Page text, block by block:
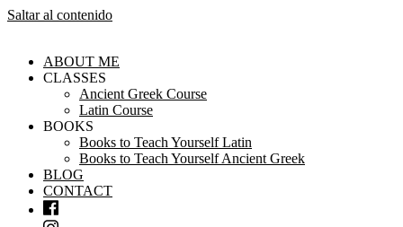
Saltar al contenido
ABOUT ME
CLASSES
Ancient Greek Course
Latin Course
BOOKS
Books to Teach Yourself Latin
Books to Teach Yourself Ancient Greek
BLOG
CONTACT